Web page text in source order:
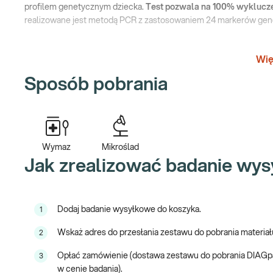
profilem genetycznym dziecka.
Test pozwala na 100%
realizowane jest metodą PCR z zastosowaniem 24 markerów
papierosa, pasek od glukometru, ślady krwi (np. zużyty wacik,
zestaw do samodzielnego pobrania wymazów i/lub
analizę próbek w laboratorium
wynik badania dostępny online i/lub w formie papierowej
Jeśli masz pytania dotyczące badania, skontaktuj się z nami
piątku, w godzinach 8:00-20:00.
tutaj.
Sposób pobrania
Wymaz Mikroślad
Jak zrealizować badanie
1 Dodaj badanie wysyłkowe do koszyka.
2 Wskaż adres do przesłania zestawu do pobrania
3
Opłać zamówienie (dostawa zestawu do pobrania
w cenie badania).